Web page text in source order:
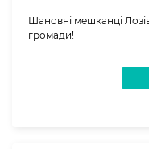
Шановні мешканці
громади!